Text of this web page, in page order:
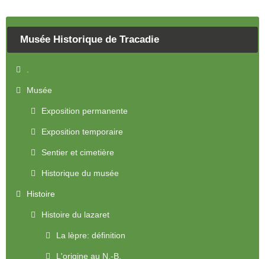
Musée Historique de Tracadie
Musée
Exposition permanente
Exposition temporaire
Sentier et cimetière
Historique du musée
Histoire
Histoire du lazaret
La lèpre: définition
L'origine au N.-B.